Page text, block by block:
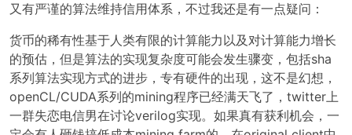
又有严谨的算法维持信用体系，不过我还是有一点疑问：
货币的稀有性基于人类有限的计算能力以及对计算能力增长
的预估，但是算法的实现复杂度可能会发生骤变，包括sha
系列算法实现方式的进步，专有硬件的出现，这不是幻想，
openCL/CUDA系列的mining程序已经满天飞了，twitter上
一群失恋电信男在讨论verilog实现。如果真有获利机会，一